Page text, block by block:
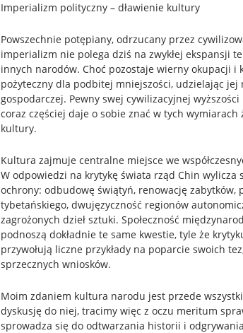
Imperializm polityczny – dławienie kultury
Powszechnie potępiany, odrzucany przez
imperializm nie polega dziś na zwykłej ekspansji
innych narodów. Choć pozostaje wierny okupacji i
pożyteczny dla podbitej mniejszości, udzielając jej
gospodarczej. Pewny swej cywilizacyjnej
coraz częściej daje o sobie znać w tych
kultury.
Kultura zajmuje centralne miejsce we
W odpowiedzi na krytykę świata rząd Chin wylicza
ochrony: odbudowę świątyń, renowację zabytków,
tybetańskiego, dwujęzyczność regionów
zagrożonych dzieł sztuki. Społeczność
podnoszą dokładnie te same kwestie, tyle że
przywołują liczne przykłady na poparcie swoich
sprzecznych wniosków.
Moim zdaniem kultura narodu jest przede
dyskusję do niej, tracimy więc z oczu meritum
sprowadza się do odtwarzania historii i